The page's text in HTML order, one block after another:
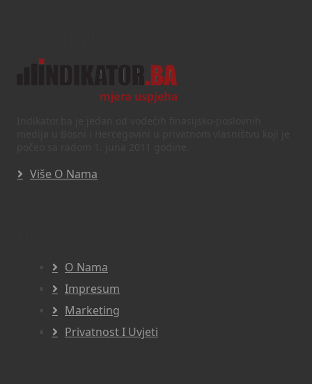
Više O Nama
O Nama
Impresum
Marketing
Privatnost I Uvjeti